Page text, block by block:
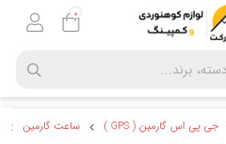
جی پی اس گارمین ( GPS ) ساعت گارمین
0